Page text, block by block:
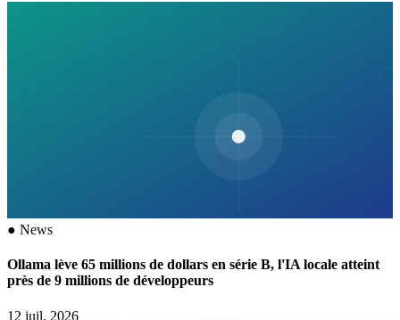
● News
Ollama lève 65 millions de dollars en série B, l'IA locale atteint
près de 9 millions de développeurs
12 juil. 2026